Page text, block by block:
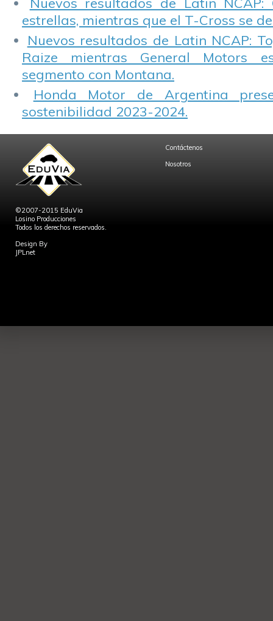
estrellas, mientras que el T-Cross se
Nuevos resultados de Latin NCAP:
Raize mientras General Motors
segmento con Montana.
Honda Motor de Argentina
sostenibilidad 2023-2024.
©2007-2015 EduVia
Losino Producciones
Todos los derechos reservados.
Design By
JPLnet
Contáctenos
Nosotros